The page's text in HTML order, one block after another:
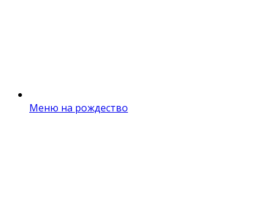
Меню на рождество